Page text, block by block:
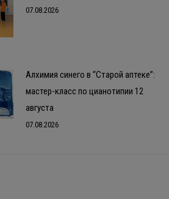
07.08.2026
Алхимия синего в “Старой аптеке”:
мастер-класс по цианотипии 12
августа
07.08.2026